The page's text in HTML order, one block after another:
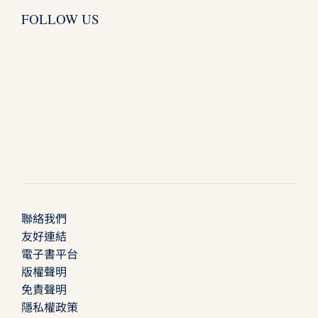
FOLLOW US
聯絡我們
友好連結
電子書平台
版權聲明
免責聲明
隱私權政策